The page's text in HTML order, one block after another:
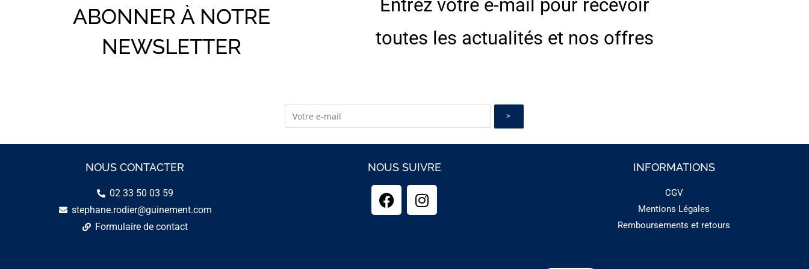
ABONNER À NOTRE
NEWSLETTER
Entrez votre e-mail pour recevoir
toutes les actualités et nos offres
NOUS CONTACTER
02 33 50 03 59
stephane.rodier@guinement.com
Formulaire de contact
NOUS SUIVRE INFORMATIONS
CGV
Mentions Légales
Remboursements et retours